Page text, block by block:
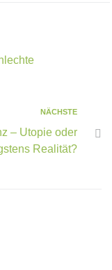
NÄCHSTE
– Utopie oder
Realität?